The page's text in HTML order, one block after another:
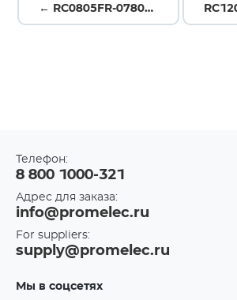
← RC0805FR-0780R6L
Телефон:
8 800 1000-321
Адрес для заказа:
info@promelec.ru
For suppliers:
supply@promelec.ru
Мы в соцсетях